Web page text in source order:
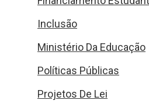
Inclusão
Ministério Da Educação
Políticas Públicas
Projetos De Lei